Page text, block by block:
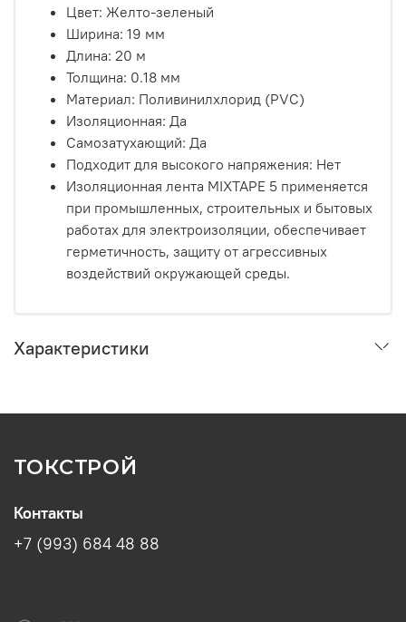
Цвет: Желто-зеленый
Ширина: 19 мм
Длина: 20 м
Толщина: 0.18 мм
Материал: Поливинилхлорид (PVC)
Изоляционная: Да
Самозатухающий: Да
Подходит для высокого напряжения: Нет
Изоляционная лента MIXTAPE 5 применяется
при промышленных, строительных и бытовых
работах для электроизоляции, обеспечивает
герметичность, защиту от агрессивных
воздействий окружающей среды.
Характеристики
ТОКСТРОЙ
Контакты
+7 (993) 684 48 88